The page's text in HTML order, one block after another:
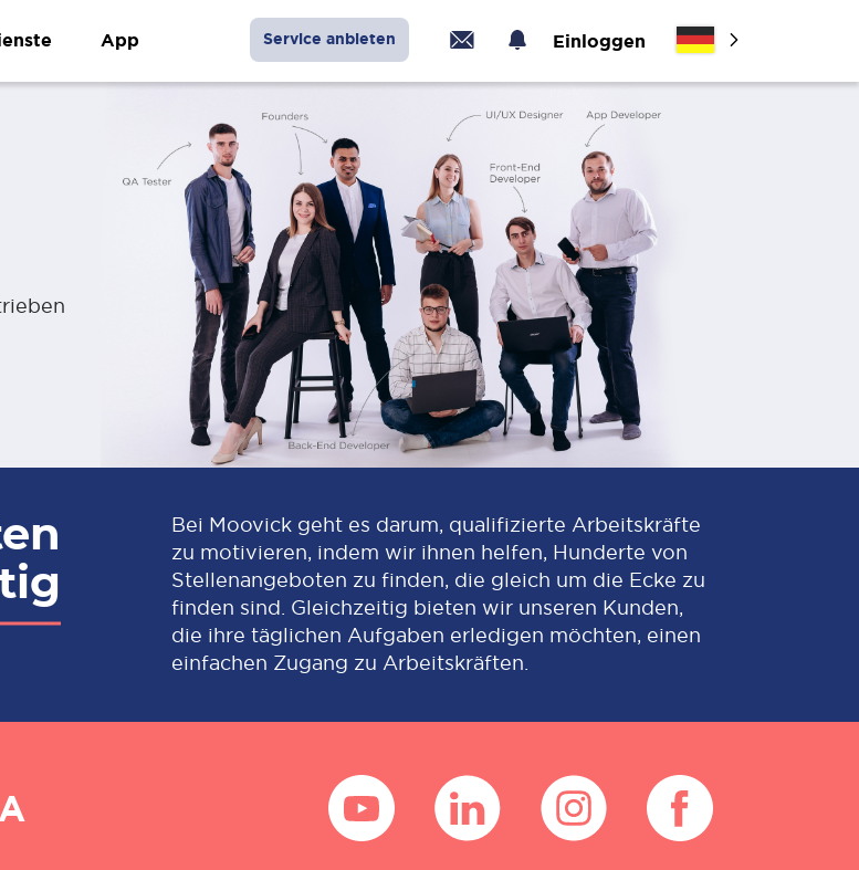
App Service anbieten Einloggen
Bei Moovick geht es darum, qualifizierte Arbeitskräfte
zu motivieren, indem wir ihnen helfen, Hunderte von
Stellenangeboten zu finden, die gleich um die Ecke zu
finden sind. Gleichzeitig bieten wir unseren Kunden,
die ihre täglichen Aufgaben erledigen möchten, einen
einfachen Zugang zu Arbeitskräften.